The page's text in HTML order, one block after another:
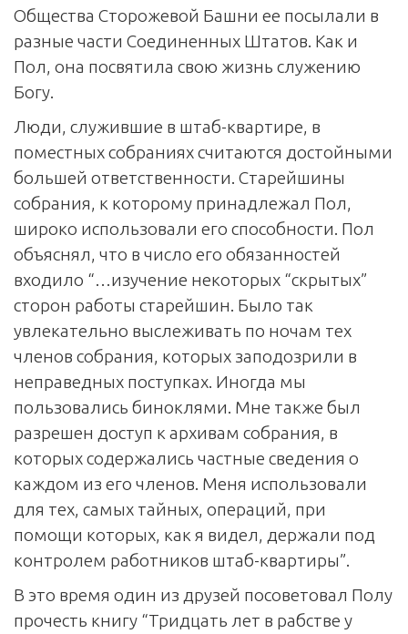
Общества Сторожевой Башни ее посылали в
разные части Соединенных Штатов. Как и
Пол, она посвятила свою жизнь служению
Богу.
Люди, служившие в штаб-квартире, в
поместных собраниях считаются достойными
большей ответственности. Старейшины
собрания, к которому принадлежал Пол,
широко использовали его способности. Пол
объяснял, что в число его обязанностей
входило “…изучение некоторых “скрытых”
сторон работы старейшин. Было так
увлекательно выслеживать по ночам тех
членов собрания, которых заподозрили в
неправедных поступках. Иногда мы
пользовались биноклями. Мне также был
разрешен доступ к архивам собрания, в
которых содержались частные сведения о
каждом из его членов. Меня использовали
для тех, самых тайных, операций, при
помощи которых, как я видел, держали под
контролем работников штаб-квартиры”.
В это время один из друзей посоветовал Полу
прочесть книгу “Тридцать лет в рабстве у